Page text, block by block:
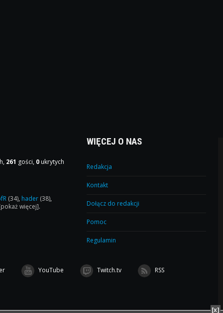
261 gości, 0 ukrytych
(34), hader (38),
więcej].
WIĘCEJ O NAS
Redakcja
Kontakt
Dołącz do redakcji
Pomoc
Regulamin
YouTube Twitch.tv RSS
[x]